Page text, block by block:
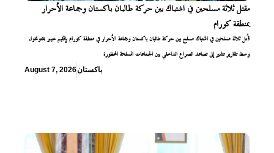
مقتل ثلاثة مسلحين في اشتباك بين حركة طالبان باكستان وجماعة الأحرار
بمنطقة كورام
قُتل ثلاثة مسلحين في اشتباك مسلح بين حركة طالبان باكستان وجماعة الأحرار في منطقة كورام بإقليم خيبر بختونخوا،
وسط تقارير تشير إلى تصاعد الصراع الداخلي بين الجماعات المسلحة المحظورة
August 7, 2026باكستان